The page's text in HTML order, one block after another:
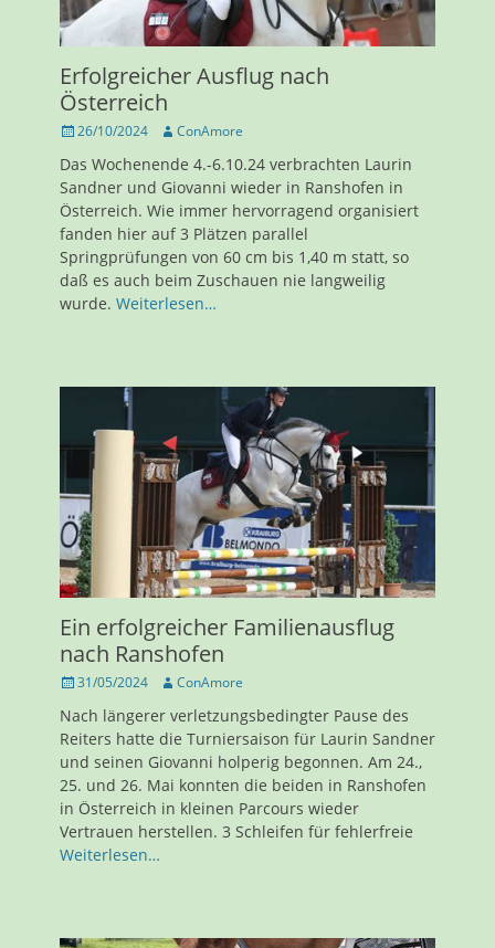
Erfolgreicher Ausflug nach
Österreich
Veröffentlicht
26/10/2024 AutorConAmore
Das Wochenende 4.-6.10.24 verbrachten Laurin
Sandner und Giovanni wieder in Ranshofen in
Österreich. Wie immer hervorragend organisiert
fanden hier auf 3 Plätzen parallel
Springprüfungen von 60 cm bis 1,40 m statt, so
daß es auch beim Zuschauen nie langweilig
wurde. Weiterlesen…
Ein erfolgreicher Familienausflug
nach Ranshofen
Veröffentlicht
31/05/2024 AutorConAmore
Nach längerer verletzungsbedingter Pause des
Reiters hatte die Turniersaison für Laurin Sandner
und seinen Giovanni holperig begonnen. Am 24.,
25. und 26. Mai konnten die beiden in Ranshofen
in Österreich in kleinen Parcours wieder
Vertrauen herstellen. 3 Schleifen für fehlerfreie
Weiterlesen…